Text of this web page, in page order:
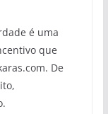
é uma
que
De